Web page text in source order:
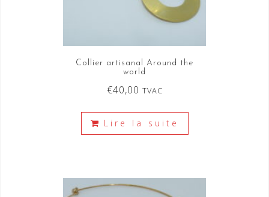
Collier artisanal Around the
world
€40,00 TVAC
Lire la suite